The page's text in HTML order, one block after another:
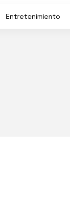
Entretenimiento